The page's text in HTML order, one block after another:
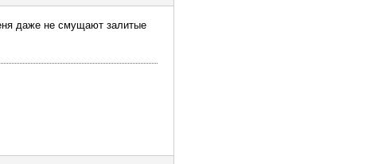
даже не смущают залитые